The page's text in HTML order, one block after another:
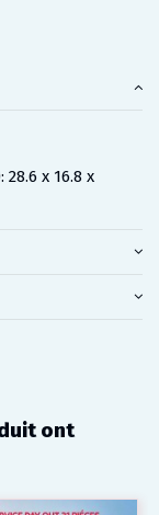
x 16.8 x
ont